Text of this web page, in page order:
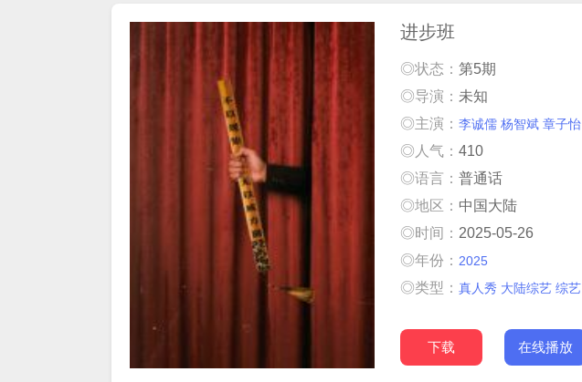
进步班
◎状态： 第5期
◎导演： 未知
◎主演： 李诚儒 杨智斌 章子怡
◎人气： 410
◎语言： 普通话
◎地区： 中国大陆
◎时间： 2025-05-26
◎年份： 2025
◎类型： 真人秀 大陆综艺 综艺
下载 在线播放